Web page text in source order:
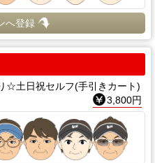
へ登録
☆土日祝セルフ(手引きカート)
3,800円